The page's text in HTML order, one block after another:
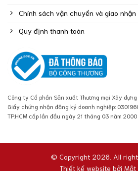
Chính sách vận chuyển và giao nhận
Quy định thanh toán
Công ty Cổ phần Sản xuất Thương mại Xây dựng
Giấy chứng nhận đăng ký doanh nghiệp:
TP.HCM cấp lần đầu ngày 21 tháng 03 năm 2000
© Copyright 2026. All
Thiết kế website bởi Mắt